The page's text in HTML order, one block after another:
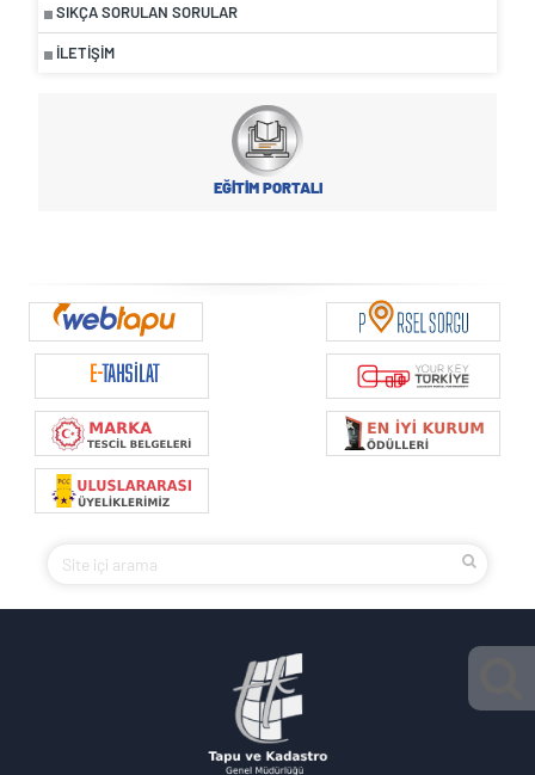
SIKÇA SORULAN SORULAR
İLETIŞIM
EĞİTİM PORTALI